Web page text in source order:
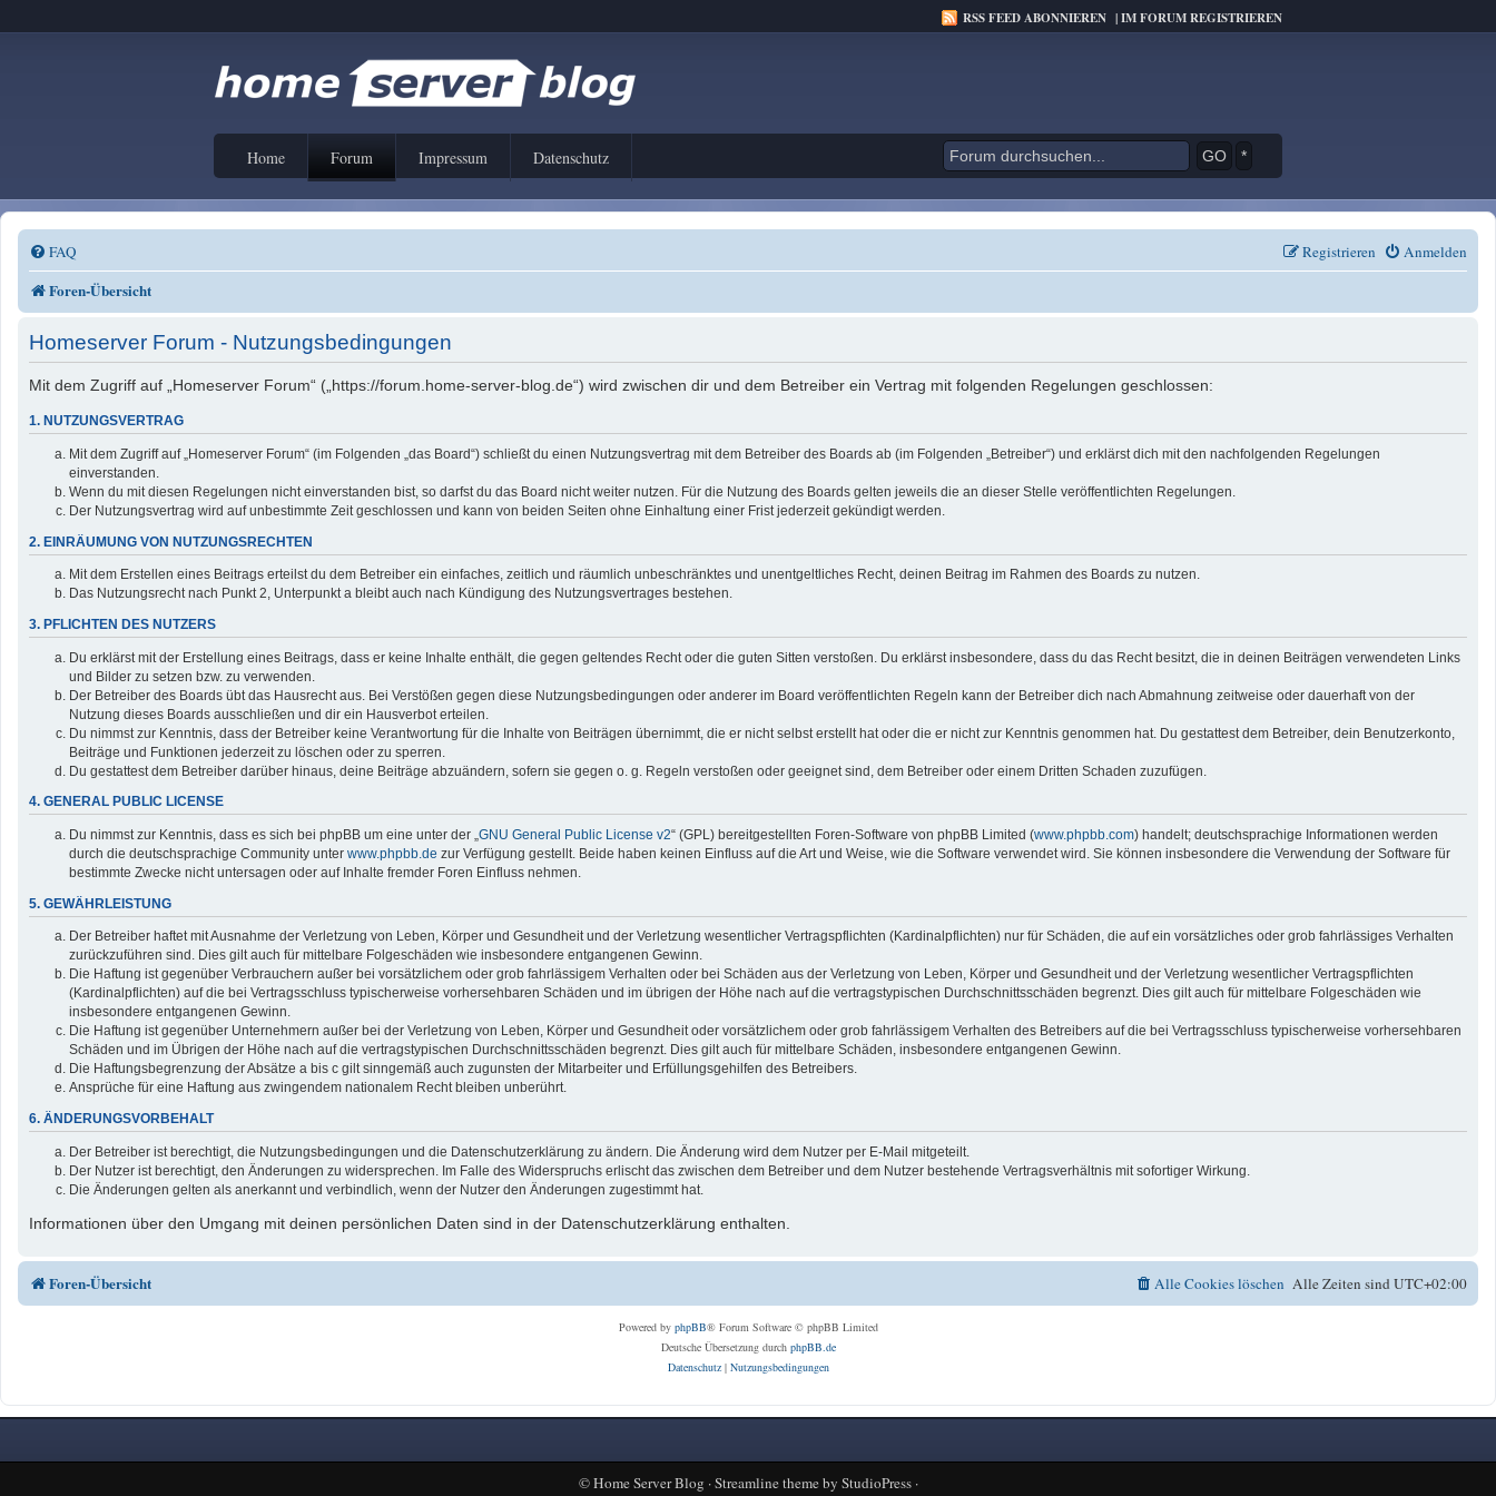
RSS FEED ABONNIEREN |IM FORUM REGISTRIEREN
Home Forum Impressum Datenschutz *
FAQ Anmelden
Registrieren
Foren-Übersicht
Homeserver Forum - Nutzungsbedingungen
Mit dem Zugriff auf „Homeserver Forum“ („https://forum.home-server-blog.de“) wird zwischen dir und dem Betreiber ein Vertrag mit folgenden Regelungen geschlossen:
1. NUTZUNGSVERTRAG
Mit dem Zugriff auf „Homeserver Forum“ (im Folgenden „das Board“) schließt du einen Nutzungsvertrag mit dem Betreiber des Boards ab (im Folgenden „Betreiber“) und erklärst dich mit den nachfolgenden Regelungen
einverstanden.
Wenn du mit diesen Regelungen nicht einverstanden bist, so darfst du das Board nicht weiter nutzen. Für die Nutzung des Boards gelten jeweils die an dieser Stelle veröffentlichten Regelungen.
Der Nutzungsvertrag wird auf unbestimmte Zeit geschlossen und kann von beiden Seiten ohne Einhaltung einer Frist jederzeit gekündigt werden.
2. EINRÄUMUNG VON NUTZUNGSRECHTEN
Mit dem Erstellen eines Beitrags erteilst du dem Betreiber ein einfaches, zeitlich und räumlich unbeschränktes und unentgeltliches Recht, deinen Beitrag im Rahmen des Boards zu nutzen.
Das Nutzungsrecht nach Punkt 2, Unterpunkt a bleibt auch nach Kündigung des Nutzungsvertrages bestehen.
3. PFLICHTEN DES NUTZERS
Du erklärst mit der Erstellung eines Beitrags, dass er keine Inhalte enthält, die gegen geltendes Recht oder die guten Sitten verstoßen. Du erklärst insbesondere, dass du das Recht besitzt, die in deinen Beiträgen verwendeten Links
und Bilder zu setzen bzw. zu verwenden.
Der Betreiber des Boards übt das Hausrecht aus. Bei Verstößen gegen diese Nutzungsbedingungen oder anderer im Board veröffentlichten Regeln kann der Betreiber dich nach Abmahnung zeitweise oder dauerhaft von der
Nutzung dieses Boards ausschließen und dir ein Hausverbot erteilen.
Du nimmst zur Kenntnis, dass der Betreiber keine Verantwortung für die Inhalte von Beiträgen übernimmt, die er nicht selbst erstellt hat oder die er nicht zur Kenntnis genommen hat. Du gestattest dem Betreiber, dein Benutzerkonto,
Beiträge und Funktionen jederzeit zu löschen oder zu sperren.
Du gestattest dem Betreiber darüber hinaus, deine Beiträge abzuändern, sofern sie gegen o. g. Regeln verstoßen oder geeignet sind, dem Betreiber oder einem Dritten Schaden zuzufügen.
4. GENERAL PUBLIC LICENSE
Du nimmst zur Kenntnis, dass es sich bei phpBB um eine unter der „GNU General Public License v2“ (GPL) bereitgestellten Foren-Software von phpBB Limited (www.phpbb.com) handelt; deutschsprachige Informationen werden
durch die deutschsprachige Community unter www.phpbb.de zur Verfügung gestellt. Beide haben keinen Einfluss auf die Art und Weise, wie die Software verwendet wird. Sie können insbesondere die Verwendung der Software für
bestimmte Zwecke nicht untersagen oder auf Inhalte fremder Foren Einfluss nehmen.
5. GEWÄHRLEISTUNG
Der Betreiber haftet mit Ausnahme der Verletzung von Leben, Körper und Gesundheit und der Verletzung wesentlicher Vertragspflichten (Kardinalpflichten) nur für Schäden, die auf ein vorsätzliches oder grob fahrlässiges Verhalten
zurückzuführen sind. Dies gilt auch für mittelbare Folgeschäden wie insbesondere entgangenen Gewinn.
Die Haftung ist gegenüber Verbrauchern außer bei vorsätzlichem oder grob fahrlässigem Verhalten oder bei Schäden aus der Verletzung von Leben, Körper und Gesundheit und der Verletzung wesentlicher Vertragspflichten
(Kardinalpflichten) auf die bei Vertragsschluss typischerweise vorhersehbaren Schäden und im übrigen der Höhe nach auf die vertragstypischen Durchschnittsschäden begrenzt. Dies gilt auch für mittelbare Folgeschäden wie
insbesondere entgangenen Gewinn.
Die Haftung ist gegenüber Unternehmern außer bei der Verletzung von Leben, Körper und Gesundheit oder vorsätzlichem oder grob fahrlässigem Verhalten des Betreibers auf die bei Vertragsschluss typischerweise vorhersehbaren
Schäden und im Übrigen der Höhe nach auf die vertragstypischen Durchschnittsschäden begrenzt. Dies gilt auch für mittelbare Schäden, insbesondere entgangenen Gewinn.
Die Haftungsbegrenzung der Absätze a bis c gilt sinngemäß auch zugunsten der Mitarbeiter und Erfüllungsgehilfen des Betreibers.
Ansprüche für eine Haftung aus zwingendem nationalem Recht bleiben unberührt.
6. ÄNDERUNGSVORBEHALT
Der Betreiber ist berechtigt, die Nutzungsbedingungen und die Datenschutzerklärung zu ändern. Die Änderung wird dem Nutzer per E-Mail mitgeteilt.
Der Nutzer ist berechtigt, den Änderungen zu widersprechen. Im Falle des Widerspruchs erlischt das zwischen dem Betreiber und dem Nutzer bestehende Vertragsverhältnis mit sofortiger Wirkung.
Die Änderungen gelten als anerkannt und verbindlich, wenn der Nutzer den Änderungen zugestimmt hat.
Informationen über den Umgang mit deinen persönlichen Daten sind in der Datenschutzerklärung enthalten.
Foren-Übersicht Alle Zeiten sindUTC+02:00
Alle Cookies löschen
Powered by phpBB® Forum Software © phpBB Limited
Deutsche Übersetzung durch phpBB.de
Datenschutz| Nutzungsbedingungen
©Home Server Blog ·Streamline themeby StudioPress·